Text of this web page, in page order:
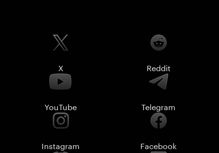
X Reddit
YouTube Telegram
Instagram Facebook